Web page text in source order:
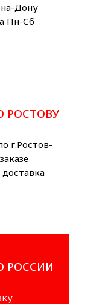
на-Дону
Пн-Сб
РОСТОВУ
г.Ростов-
РОССИИ